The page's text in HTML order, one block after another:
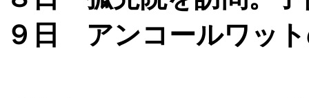
９日 アンコールワッ